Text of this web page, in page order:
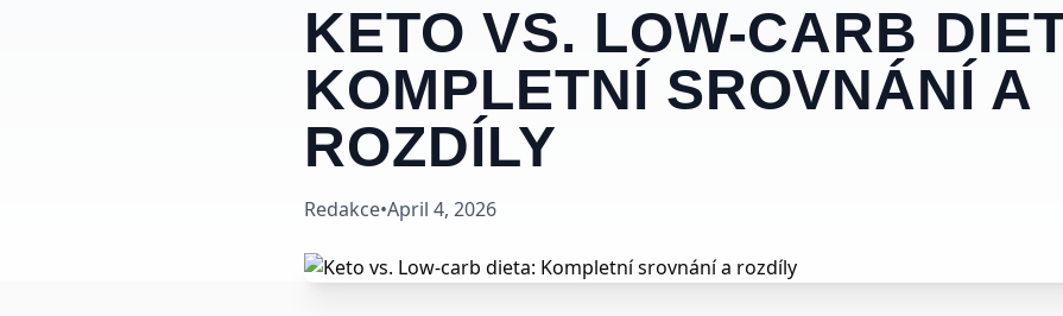
KETO VS. LOW-CARB
KOMPLETNÍ SROVNÁNÍ A
ROZDÍLY
Redakce•April 4, 2026